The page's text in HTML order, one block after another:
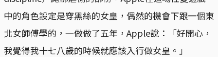
中的角色設定是穿黑絲的女皇，偶然的機會下跟一個東
北女師傅學的，一做做了五年，Apple說：「好開心，
我覺得我十七八歲的時候就應該入行做女皇。」